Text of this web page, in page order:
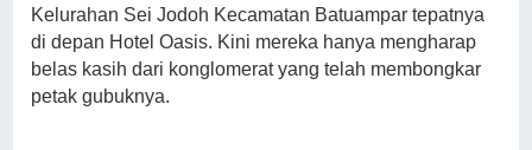
Kelurahan Sei Jodoh Kecamatan Batuampar tepatnya
di depan Hotel Oasis. Kini mereka hanya mengharap
belas kasih dari konglomerat yang telah membongkar
petak gubuknya.